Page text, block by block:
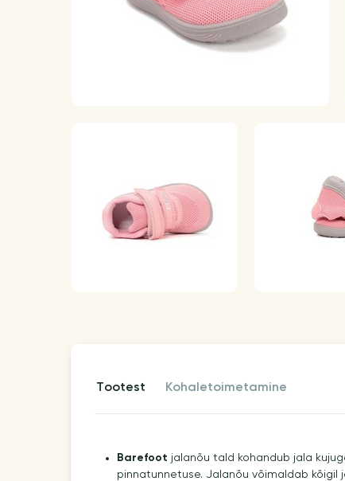
tootest kohaletoimetamine
Barefoot jalanõu tald kohandub jala
pinnatunnetuse. Jalanõu võimaldab kõigil